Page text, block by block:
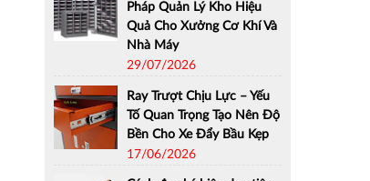
Pháp Quản Lý Kho Hiệu
Quả Cho Xưởng Cơ Khí Và
Nhà Máy
29/07/2026
Ray Trượt Chịu Lực – Yếu
Tố Quan Trọng Tạo Nên Độ
Bền Cho Xe Đẩy Bầu Kẹp
17/06/2026